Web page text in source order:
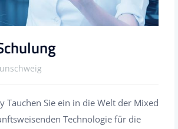
Tauchen Sie ein in die Welt der Mixed
Technologie für die